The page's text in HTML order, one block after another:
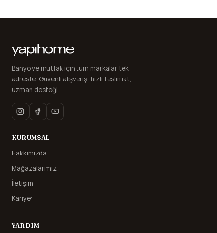
Banyo ve mutfak için tüm markalar tek
adreste. Güvenli alışveriş, hızlı teslimat,
uzman desteği.
KURUMSAL
Hakkımızda
Mağazalarımız
İletişim
Kariyer
YARDIM